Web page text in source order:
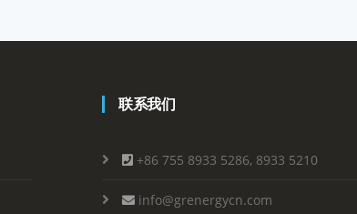
联系我们
+86 755 8933 5286, 8933 5210
info@grenergycn.com